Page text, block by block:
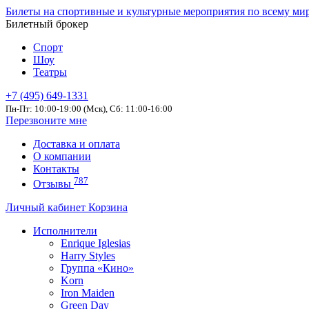
Билеты на спортивные и культурные мероприятия по всему
Билетный брокер
Спорт
Шоу
Театры
+7 (495) 649-1331
Пн-Пт: 10:00-19:00 (Мск), Сб: 11:00-16:00
Перезвоните мне
Доставка и оплата
О компании
Контакты
Отзывы 787
Личный кабинет Корзина
Исполнители
Enrique Iglesias
Harry Styles
Группа «Кино»
Korn
Iron Maiden
Green Day